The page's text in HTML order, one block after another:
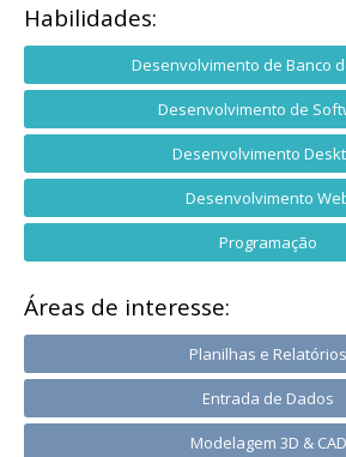
Habilidades:
Desenvolvimento de Banco
Desenvolvimento de
Desenvolvimento
Desenvolvimento
Programação
Áreas de interesse:
Planilhas e Relatórios
Entrada de Dados
Modelagem 3D & CAD